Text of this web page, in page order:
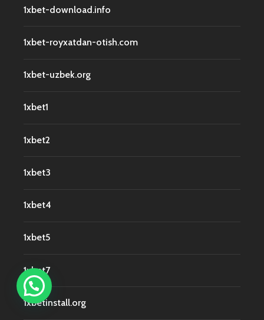
1xbet-download.info
1xbet-royxatdan-otish.com
1xbet-uzbek.org
1xbet1
1xbet2
1xbet3
1xbet4
1xbet5
1xbet7
1xbetinstall.org